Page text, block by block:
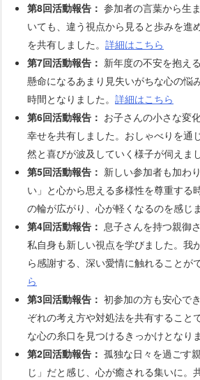
第8回活動報告： 参加者の言葉から生
いても、違う視点から見ると歩みを進
を共有しました。 詳細はこちら
第7回活動報告： 新年度の不安を抱え
懸命になるあまり見失いがちな心の悩
時間となりました。 詳細はこちら
第6回活動報告： お子さんの小さな変
幸せを共有しました。おしゃべりを通
然と喜びが波及していく様子が伺えまし
第5回活動報告： 新しい参加者も加わ
い」と心から思える多様性を尊重する
の輪が広がり、心が軽くなるのを感じ
第4回活動報告： 息子さんを持つ親御
私自身も新しい視点を学びました。我
ら感謝する、深い愛情に触れることが
ら
第3回活動報告： 初参加の方も安心で
ぞれの考え方や対処法を共有すること
な心の糸口を見つけるきっかけとなり
第2回活動報告： 孤独な日々を過ごす
じ」だと感じ、心が癒される集いに。